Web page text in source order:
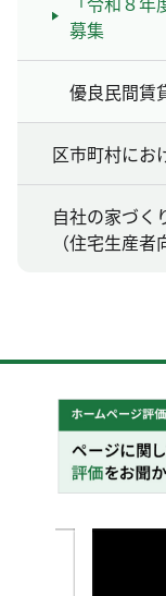
募集
優良民間賃
区市町村にお
自社の家づく
（住宅生産者